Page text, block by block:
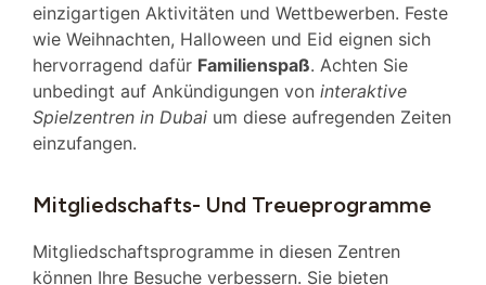
einzigartigen Aktivitäten und Wettbewerben. Feste
wie Weihnachten, Halloween und Eid eignen sich
hervorragend dafür Familienspaß. Achten Sie
unbedingt auf Ankündigungen von interaktive
Spielzentren in Dubai um diese aufregenden Zeiten
einzufangen.
Mitgliedschafts- Und Treueprogramme
Mitgliedschaftsprogramme in diesen Zentren
können Ihre Besuche verbessern. Sie bieten